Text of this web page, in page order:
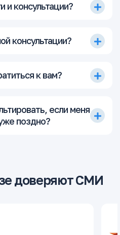
и консультации?
консультации?
к вам?
если меня
поздно?
доверяют СМИ